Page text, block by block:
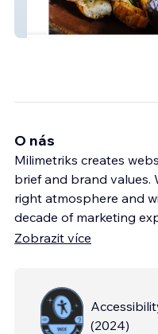
Rukola
O nás
Milimetriks creates
brief and brand values.
right atmosphere and
decade of marketing
Zobrazit více
(2024)